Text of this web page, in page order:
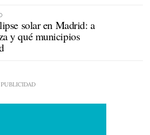
solar en Madrid: a
y qué municipios